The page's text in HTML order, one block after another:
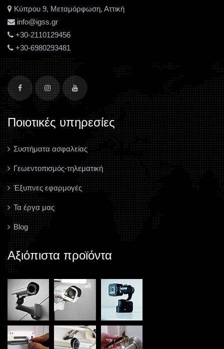
Κύπρου 9, Μεταμόρφωση, Αττική
info@igss.gr
+30-2110129456
+30-6980293481
Ποιοτικές υπηρεσίες
Συστήματα ασφαλείας
Γεωεντοπισμός-τηλεματική
Έξυπνες εφαρμογές
Τα έργα μας
Blog
Αξιόπιστα προϊόντα